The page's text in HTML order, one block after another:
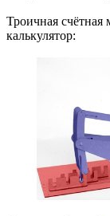
Троичная
калькулятор: